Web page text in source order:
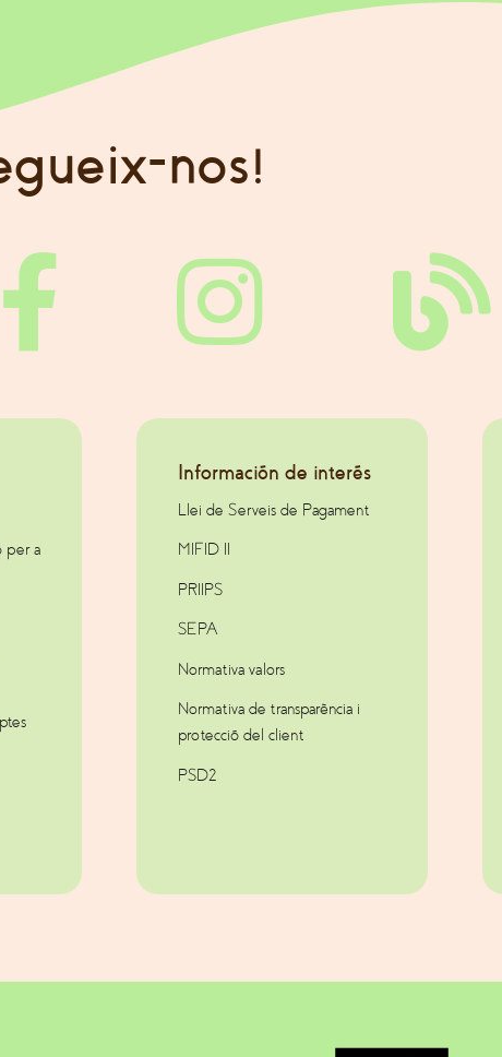
nos!
per a
Información de interés
Llei de Serveis de Pagament
MIFID II
PRIIPS
SEPA
Normativa valors
Normativa de transparència i
protecció del client
PSD2